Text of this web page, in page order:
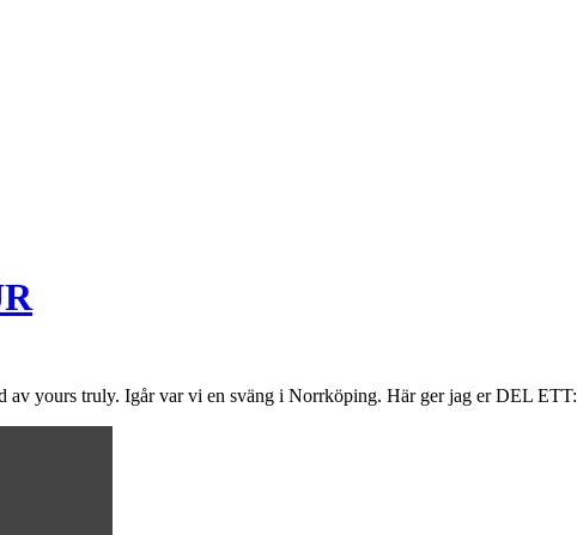
yours truly. Igår var vi en sväng i Norrköping. Här ger jag er DEL ETT: